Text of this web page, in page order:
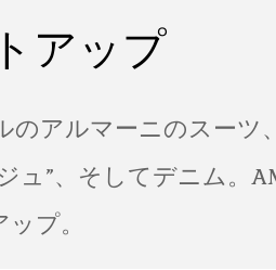
アップ
のアルマーニのスーツ
ュ”、そしてデニム。
プ。